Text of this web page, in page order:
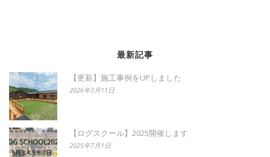
最新記事
【更新】施工事例をUPしました
2026年3月11日
【ログスクール】2025開催します
2025年7月1日